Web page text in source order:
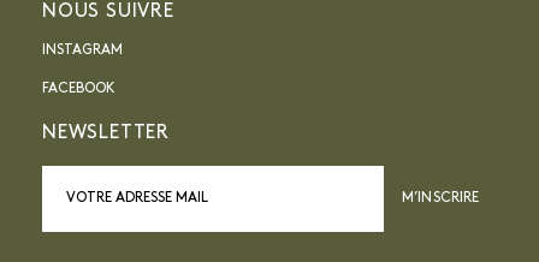
NOUS SUIVRE
INSTAGRAM
FACEBOOK
NEWSLETTER
M’INSCRIRE